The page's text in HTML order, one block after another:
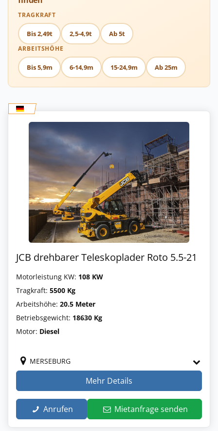
TRAGKRAFT
Bis 2,49t 2,5-4,9t Ab 5t
ARBEITSHÖHE
Bis 5,9m 6-14,9m 15-24,9m Ab 25m
JCB drehbarer Teleskoplader Roto 5.5-21
Motorleistung KW: 108 KW
Tragkraft: 5500 Kg
Arbeitshöhe: 20.5 Meter
Betriebsgewicht: 18630 Kg
Motor: Diesel
MERSEBURG
Mehr Details
Anrufen Mietanfrage senden